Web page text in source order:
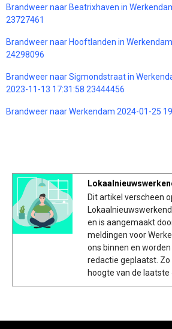
Brandweer naar Beatrixhaven in
23727461
Brandweer naar Hooftlanden in
24298096
Brandweer naar Sigmondstraat in
2023-11-13 17:31:58 23444456
Brandweer naar Werkendam 2024-01-25
Dit artikel verscheen
en is aangemaakt
meldingen voor
ons binnen en
redactie geplaatst.
hoogte van de laatste